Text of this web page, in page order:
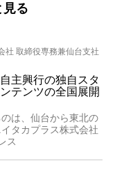
見る
社 取締役専務兼仙台支社
主興行の独自スタ
テンツの全国展開
は、仙台から東北の
タカプラス株式会社
ス